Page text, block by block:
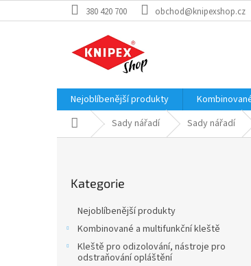
na
380 420 700 obchod@knipexshop.cz
Nejoblíbenější produkty
Domů Sady nářadí Sady nářadí
kategorie
Kategorie
Nejoblíbenější produkty
Kombinované a multifunkční kleště
Kleště pro odizolování, nástroje pro
odstraňování opláštění